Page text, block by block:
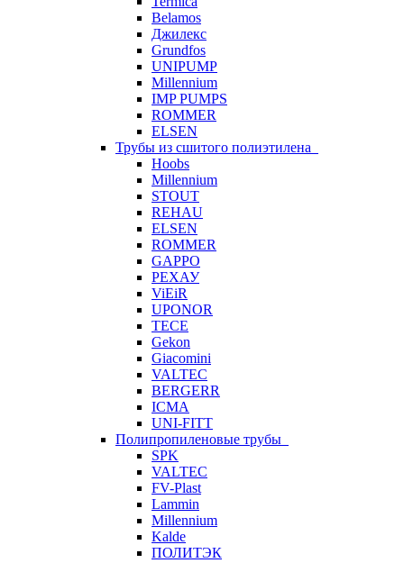
Belamos
Джилекс
Grundfos
UNIPUMP
Millennium
IMP PUMPS
ROMMER
ELSEN
Трубы из сшитого полиэтилена
Hoobs
Millennium
STOUT
REHAU
ELSEN
ROMMER
GAPPO
РЕХАУ
ViEiR
UPONOR
TECE
Gekon
Giacomini
VALTEC
BERGERR
ICMA
UNI-FITT
Полипропиленовые трубы
SPK
VALTEC
FV-Plast
Lammin
Millennium
Kalde
ПОЛИТЭК